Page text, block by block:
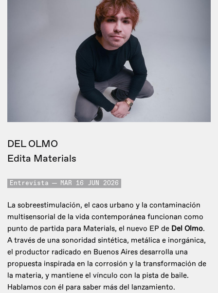
DEL OLMO
Edita Materials
Entrevista MAR 16 JUN 2026
La sobreestimulación, el caos urbano y la contaminación
multisensorial de la vida contemporánea funcionan como
punto de partida para Materials, el nuevo EP de Del Olmo.
A través de una sonoridad sintética, metálica e inorgánica,
el productor radicado en Buenos Aires desarrolla una
propuesta inspirada en la corrosión y la transformación de
la materia, y mantiene el vínculo con la pista de baile.
Hablamos con él para saber más del lanzamiento.